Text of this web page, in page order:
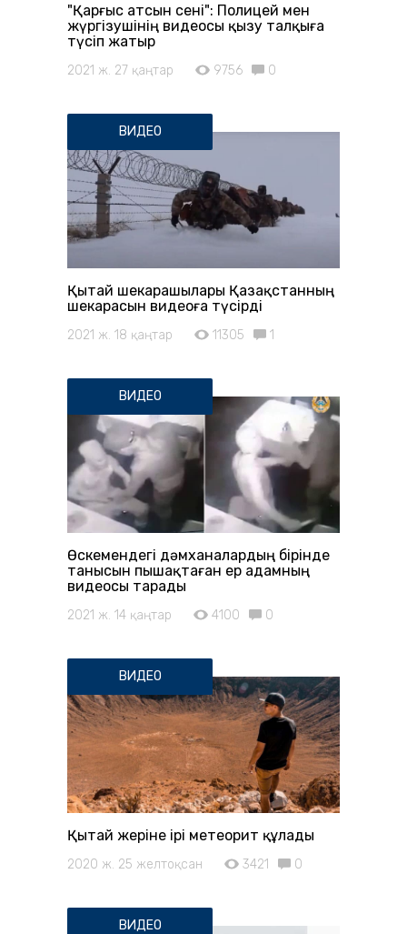
"Қарғыс атсын сені": Полицей мен
жүргізушінің видеосы қызу талқыға
түсіп жатыр
2021 ж. 27 қаңтар 9756 0
ВИДЕО
Қытай шекарашылары Қазақстанның
шекарасын видеоға түсірді
2021 ж. 18 қаңтар 11305 1
ВИДЕО
Өскемендегі дәмханалардың бірінде
танысын пышақтаған ер адамның
видеосы тарады
2021 ж. 14 қаңтар 4100 0
ВИДЕО
Қытай жеріне ірі метеорит құлады
2020 ж. 25 желтоқсан 3421 0
ВИДЕО